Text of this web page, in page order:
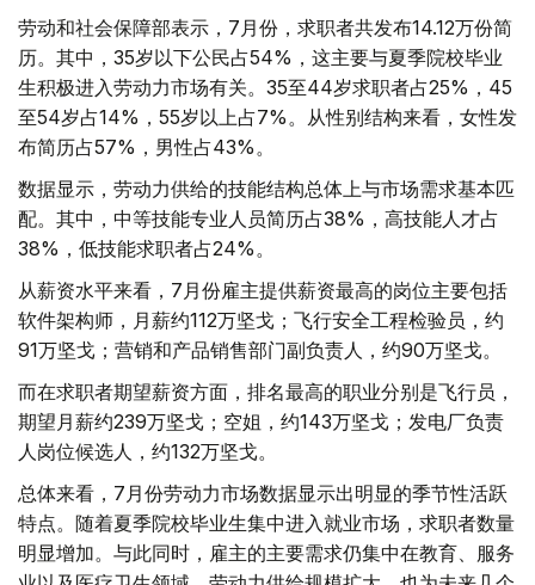
劳动和社会保障部表示，7月份，求职者共发布14.12万份简
历。其中，35岁以下公民占54%，这主要与夏季院校毕业
生积极进入劳动力市场有关。35至44岁求职者占25%，45
至54岁占14%，55岁以上占7%。从性别结构来看，女性发
布简历占57%，男性占43%。
数据显示，劳动力供给的技能结构总体上与市场需求基本匹
配。其中，中等技能专业人员简历占38%，高技能人才占
38%，低技能求职者占24%。
从薪资水平来看，7月份雇主提供薪资最高的岗位主要包括
软件架构师，月薪约112万坚戈；飞行安全工程检验员，约
91万坚戈；营销和产品销售部门副负责人，约90万坚戈。
而在求职者期望薪资方面，排名最高的职业分别是飞行员，
期望月薪约239万坚戈；空姐，约143万坚戈；发电厂负责
人岗位候选人，约132万坚戈。
总体来看，7月份劳动力市场数据显示出明显的季节性活跃
特点。随着夏季院校毕业生集中进入就业市场，求职者数量
明显增加。与此同时，雇主的主要需求仍集中在教育、服务